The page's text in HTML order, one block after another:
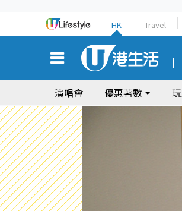
HK Travel
演唱會 優惠著數